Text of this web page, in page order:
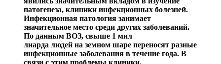
патогенеза, клиники инфекционных болезней.
Инфекционная патология занимает
значительное место среди других заболеваний.
По данным ВОЗ, свыше 1 мил
лиарда людей на земном шаре переносят разные
инфекционные заболевания в течение года. В
связи с этим проблемы клиники,